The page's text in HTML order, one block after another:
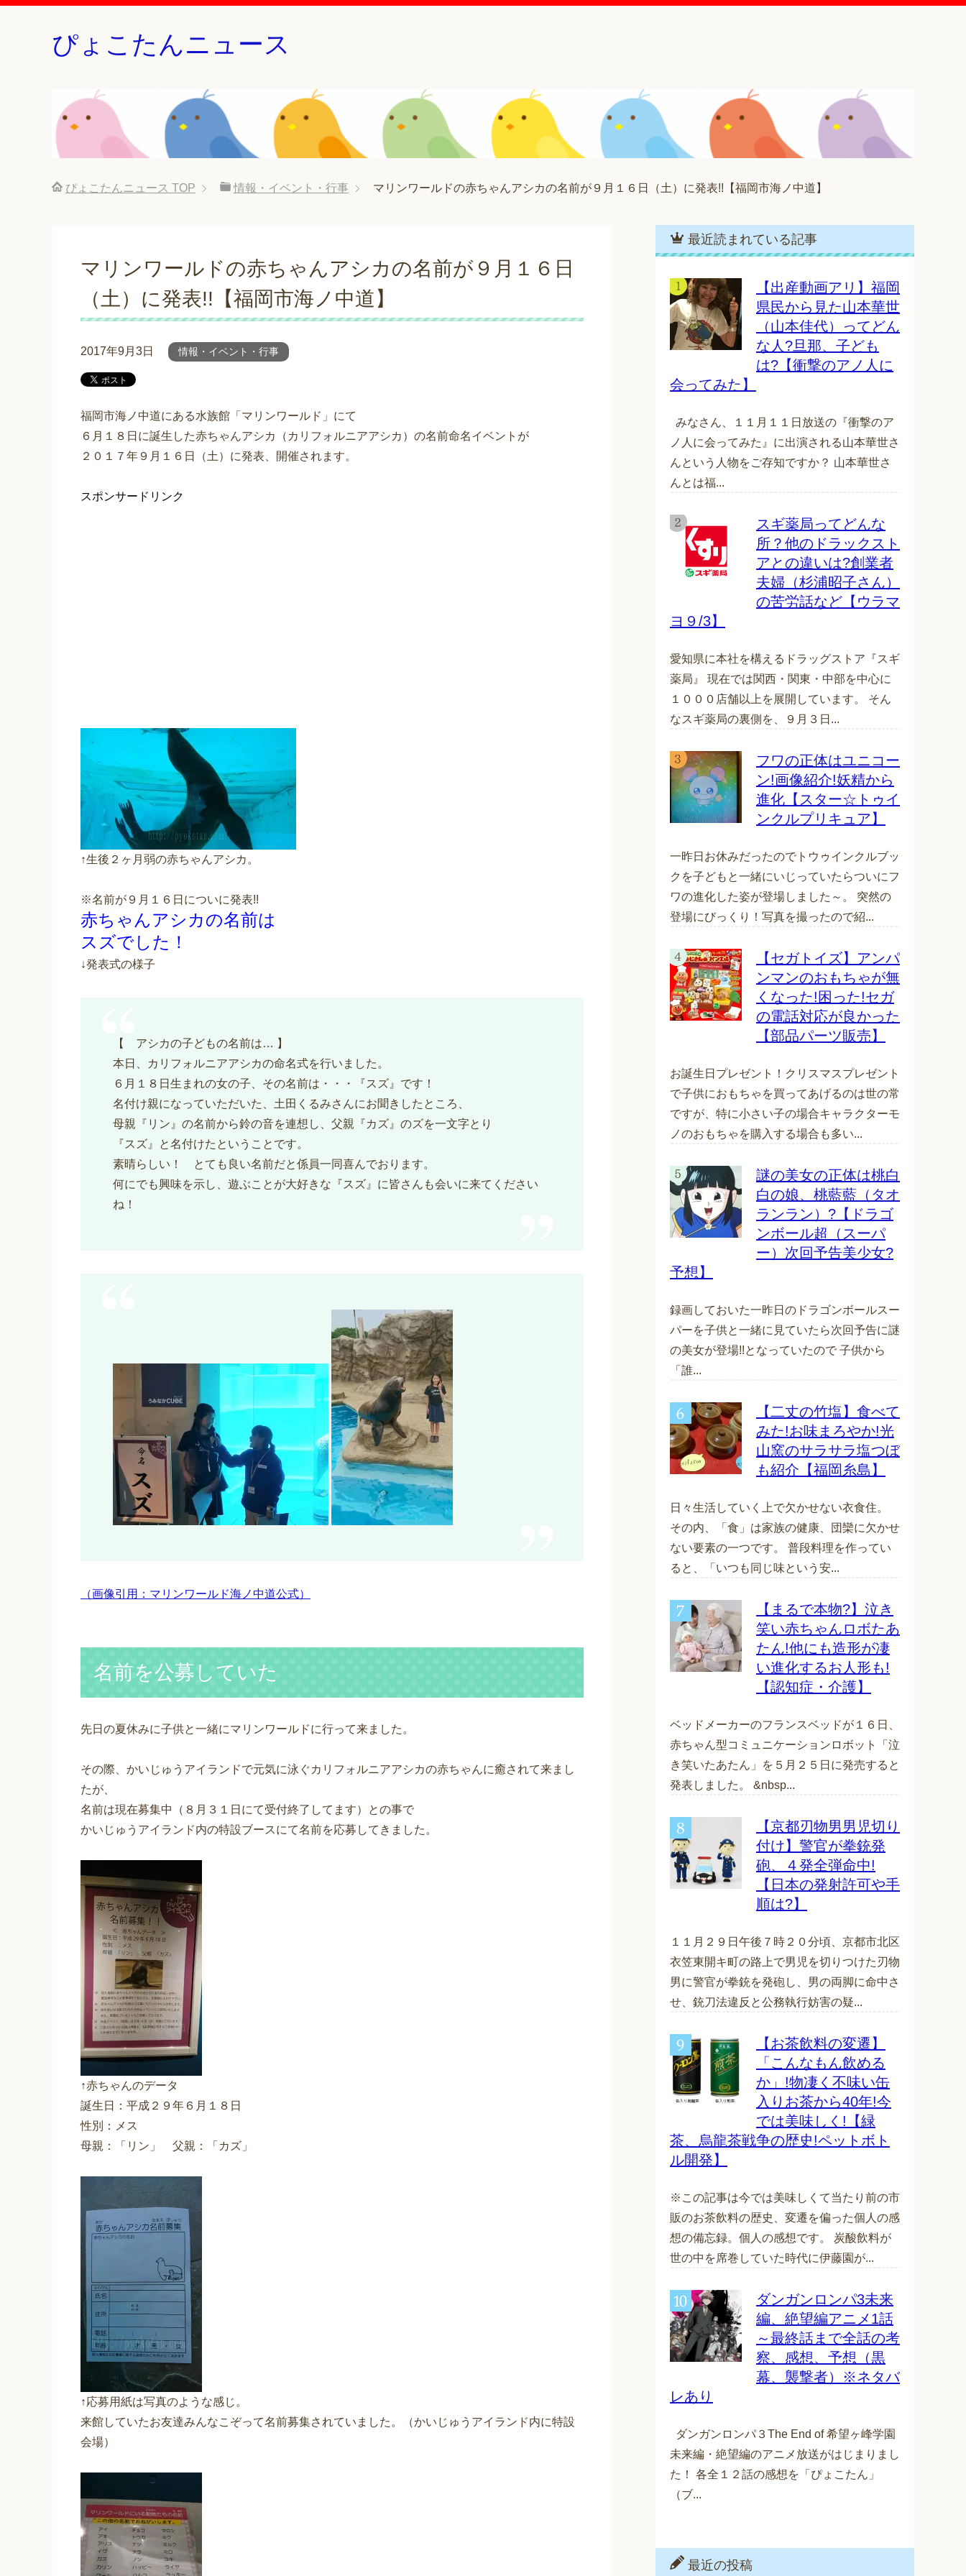
ぴょこたんニュース
ぴょこたんニュース TOP 情報・イベント・行事 マリンワールドの赤ちゃんアシカの名前が９月１６日（土）に発表!!【福岡市海ノ中道】
マリンワールドの赤ちゃんアシカの名前が９月１６日
（土）に発表!!【福岡市海ノ中道】
2017年9月3日 情報・イベント・行事
福岡市海ノ中道にある水族館「マリンワールド」にて
６月１８日に誕生した赤ちゃんアシカ（カリフォルニアアシカ）の名前命名イベントが
２０１７年９月１６日（土）に発表、開催されます。
スポンサードリンク
↑生後２ヶ月弱の赤ちゃんアシカ。
※名前が９月１６日についに発表!!
赤ちゃんアシカの名前は
スズでした！
↓発表式の様子
【 アシカの子どもの名前は… 】
本日、カリフォルニアアシカの命名式を行いました。
６月１８日生まれの女の子、その名前は・・・『スズ』です！
名付け親になっていただいた、土田くるみさんにお聞きしたところ、
母親『リン』の名前から鈴の音を連想し、父親『カズ』のズを一文字とり
『スズ』と名付けたということです。
素晴らしい！ とても良い名前だと係員一同喜んでおります。
何にでも興味を示し、遊ぶことが大好きな『スズ』に皆さんも会いに来てください
ね！
（画像引用：マリンワールド海ノ中道公式）
名前を公募していた
先日の夏休みに子供と一緒にマリンワールドに行って来ました。
その際、かいじゅうアイランドで元気に泳ぐカリフォルニアアシカの赤ちゃんに癒されて来まし
たが、
名前は現在募集中（８月３１日にて受付終了してます）との事で
かいじゅうアイランド内の特設ブースにて名前を応募してきました。
↑赤ちゃんのデータ
誕生日：平成２９年６月１８日
性別：メス
母親：「リン」 父親：「カズ」
↑応募用紙は写真のような感じ。
来館していたお友達みんなこぞって名前募集されていました。（かいじゅうアイランド内に特設
会場）
最近読まれている記事
【出産動画アリ】福岡
県民から見た山本華世
（山本佳代）ってどん
な人?旦那、子ども
は?【衝撃のアノ人に
会ってみた】
みなさん、１１月１１日放送の『衝撃のア
ノ人に会ってみた』に出演される山本華世さ
んという人物をご存知ですか？ 山本華世さ
んとは福...
スギ薬局ってどんな
所？他のドラックスト
アとの違いは?創業者
夫婦（杉浦昭子さん）
の苦労話など【ウラマ
ヨ９/3】
愛知県に本社を構えるドラッグストア『スギ
薬局』 現在では関西・関東・中部を中心に
１０００店舗以上を展開しています。 そん
なスギ薬局の裏側を、９月３日...
フワの正体はユニコー
ン!画像紹介!妖精から
進化【スター☆トゥイ
ンクルプリキュア】
一昨日お休みだったのでトウゥインクルブッ
クを子どもと一緒にいじっていたらついにフ
ワの進化した姿が登場しました～。 突然の
登場にびっくり！写真を撮ったので紹...
【セガトイズ】アンパ
ンマンのおもちゃが無
くなった!困った!セガ
の電話対応が良かった
【部品パーツ販売】
お誕生日プレゼント！クリスマスプレゼント
で子供におもちゃを買ってあげるのは世の常
ですが、特に小さい子の場合キャラクターモ
ノのおもちゃを購入する場合も多い...
謎の美女の正体は桃白
白の娘、桃藍藍（タオ
ランラン）?【ドラゴ
ンボール超（スーパ
ー）次回予告美少女?
予想】
録画しておいた一昨日のドラゴンボールスー
パーを子供と一緒に見ていたら次回予告に謎
の美女が登場!!となっていたので 子供から
「誰...
【二丈の竹塩】食べて
みた!お味まろやか!光
山窯のサラサラ塩つぼ
も紹介【福岡糸島】
日々生活していく上で欠かせない衣食住。
その内、「食」は家族の健康、団欒に欠かせ
ない要素の一つです。 普段料理を作ってい
ると、「いつも同じ味という安...
【まるで本物?】泣き
笑い赤ちゃんロボたあ
たん!他にも造形が凄
い進化するお人形も!
【認知症・介護】
ベッドメーカーのフランスベッドが１６日、
赤ちゃん型コミュニケーションロボット「泣
き笑いたあたん」を５月２５日に発売すると
発表しました。 &nbsp...
【京都刃物男男児切り
付け】警官が拳銃発
砲、４発全弾命中!
【日本の発射許可や手
順は?】
１１月２９日午後７時２０分頃、京都市北区
衣笠東開キ町の路上で男児を切りつけた刃物
男に警官が拳銃を発砲し、男の両脚に命中さ
せ、銃刀法違反と公務執行妨害の疑...
【お茶飲料の変遷】
「こんなもん飲める
か」!物凄く不味い缶
入りお茶から40年!今
では美味しく!【緑
茶、烏龍茶戦争の歴史!ペットボト
ル開発】
※この記事は今では美味しくて当たり前の市
販のお茶飲料の歴史、変遷を偏った個人の感
想の備忘録。個人の感想です。 炭酸飲料が
世の中を席巻していた時代に伊藤園が...
ダンガンロンパ3未来
編、絶望編アニメ1話
～最終話まで全話の考
察、感想、予想（黒
幕、襲撃者）※ネタバ
レあり
ダンガンロンパ３The End of 希望ヶ峰学園
未来編・絶望編のアニメ放送がはじまりまし
た！ 各全１２話の感想を「ぴょこたん」
（ブ...
最近の投稿